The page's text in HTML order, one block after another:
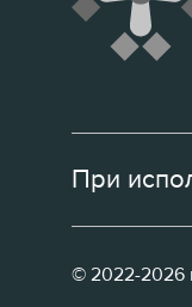
При
© 2022-2026